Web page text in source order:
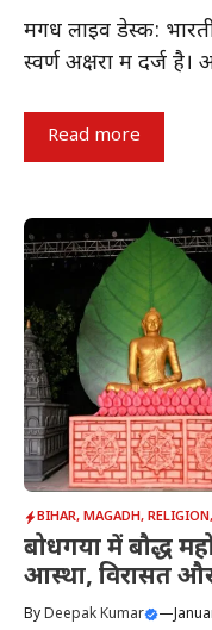
मगध लाइव डेस्क:
स्वर्ण अक्षरों में दर्ज
Read more
BIHAR, MAGADH, RELIGION,
बोधगया में बौद्ध
आस्था, विरासत
ByDeepak Kumar —